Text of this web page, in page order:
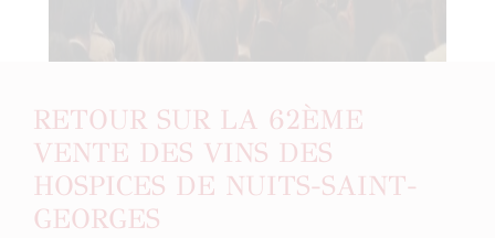
RETOUR SUR LA 62ÈME
VENTE DES VINS DES
HOSPICES DE NUITS-SAINT-
GEORGES